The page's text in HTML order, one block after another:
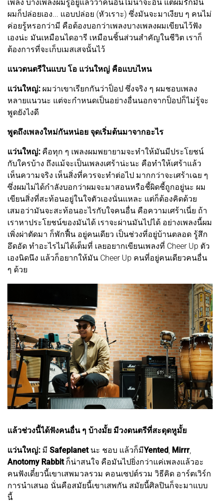
เพลง บางเพลงผมรู้อยู่แล้วว่าคนอื่นไม่น่าจะอิน แต่ผมรักมัน
ผมก็ปล่อยเอง... แอบปล่อย (หัวเราะ) ซึ่งมันจะมาเงียบ ๆ คนไม่
ค่อยรู้หรอกว่ามี คือต้องบอกว่าเพลงบางเพลงผมเขียนไว้ฟัง
เองน่ะ มันเหมือนไดอารี เหมือนชิ้นส่วนสำคัญในชีวิต เราก็
ต้องการที่จะเก็บเมสเสจนั้นไว้
แนวดนตรีในแบบ โอ แว่นใหญ่ คือแบบไหน
แว่นใหญ่: ผมว่าเขาเรียกกันว่าป็อป ซึ่งจริง ๆ ผมชอบเพลง
หลายแนวนะ แต่จะกำหนดเป็นอย่างอื่นนอกจากป็อปก็ไม่รู้จะ
พูดยังไงดี
พูดถึงเพลงใหม่กันหน่อย จุดเริ่มต้นมาจากอะไร
แว่นใหญ่: คือทุก ๆ เพลงผมพยายามจะทำให้มันมีประโยชน์
กับใครบ้าง ถึงแม้จะเป็นเพลงเศร้าน่ะนะ คือทำให้เศร้าแล้ว
เห็นความจริง เห็นสิ่งที่ควรจะทำต่อไป มากกว่าจะเศร้าเฉย ๆ
ซึ่งผมไม่ได้กำลังบอกว่าผมจะมาสอนหรือชี้ผิดชี้ถูกอยู่นะ ผม
เขียนสิ่งที่สะท้อนอยู่ในใจตัวเองนั่นแหละ แต่ก็ต้องคิดด้วย
เสมอว่ามันจะสะท้อนอะไรกับใจคนอื่น คือความเศร้าเนี่ย ถ้า
เราหาประโยชน์ของมันได้ เราจะผ่านมันไปได้ อย่างเพลงนี้ผม
เพิ่งผ่าตัดมา ก็พักฟื้น อยู่คนเดียว เป็นช่วงที่อยู่บ้านตลอด รู้สึก
อึดอัด ทำอะไรไม่ได้เต็มที่ เลยอยากเขียนเพลงที่ Cheer Up ตัว
เองนิดนึง แล้วก็อยากให้มัน Cheer Up คนที่อยู่คนเดียวคนอื่น
ๆ ด้วย
แล้วช่วงนี้ได้ฟังคนอื่น ๆ บ้างมั้ย มีวงดนตรีที่สะดุดหูมั้ย
แว่นใหญ่: มี Safeplanetนะ ชอบ แล้วก็มีYented Mirrr,
Anotomy Rabbit ก็น่าสนใจ คือมันไปยิ่งกว่าแค่เพลงแล้วอะ
คนฟังเดี๋ยวนี้เขาเสพมวลรวม คอนเซปต์รวม วิธีคิด อาร์ตเวิร์ก
การนำเสนอ นั่นคือสมัยนี้เขาเสพกัน สมัยนี้ศิลปินก็จะมาแบบ
นี้